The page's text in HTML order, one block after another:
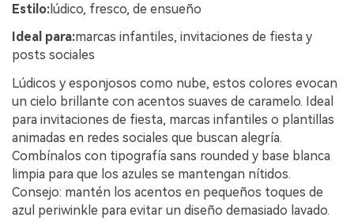
Estilo: lúdico, fresco, de ensueño
Ideal para:marcas infantiles, invitaciones de fiesta y
posts sociales
Lúdicos y esponjosos como nube, estos colores evocan
un cielo brillante con acentos suaves de caramelo. Ideal
para invitaciones de fiesta, marcas infantiles o plantillas
animadas en redes sociales que buscan alegría.
Combínalos con tipografía sans rounded y base blanca
limpia para que los azules se mantengan nítidos.
Consejo: mantén los acentos en pequeños toques de
azul periwinkle para evitar un diseño demasiado lavado.